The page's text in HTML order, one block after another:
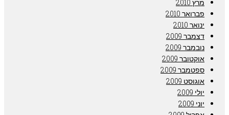
מרץ 2010
פברואר 2010
ינואר 2010
דצמבר 2009
נובמבר 2009
אוקטובר 2009
ספטמבר 2009
אוגוסט 2009
יולי 2009
יוני 2009